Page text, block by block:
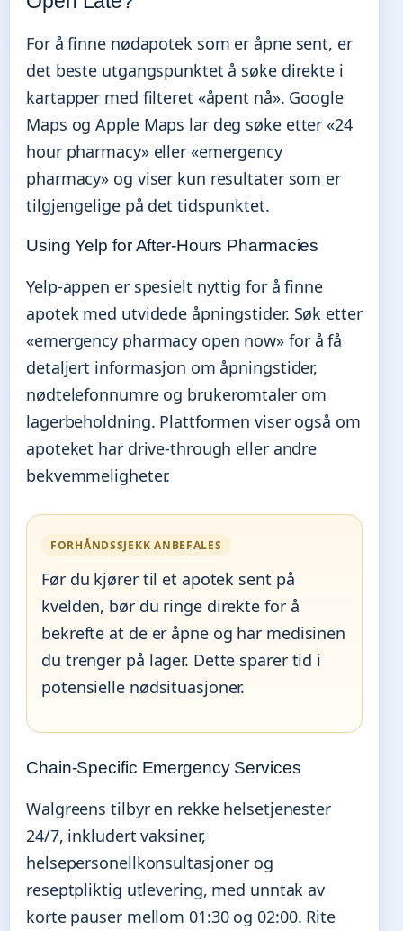
For å finne nødapotek som er åpne sent, er
det beste utgangspunktet å søke direkte i
kartapper med filteret «åpent nå». Google
Maps og Apple Maps lar deg søke etter «24
hour pharmacy» eller «emergency
pharmacy» og viser kun resultater som er
tilgjengelige på det tidspunktet.
Using Yelp for After-Hours Pharmacies
Yelp-appen er spesielt nyttig for å finne
apotek med utvidede åpningstider. Søk etter
«emergency pharmacy open now» for å få
detaljert informasjon om åpningstider,
nødtelefonnumre og brukeromtaler om
lagerbeholdning. Plattformen viser også om
apoteket har drive-through eller andre
bekvemmeligheter.
FORHÅNDSSJEKK ANBEFALES
Før du kjører til et apotek sent på
kvelden, bør du ringe direkte for å
bekrefte at de er åpne og har medisinen
du trenger på lager. Dette sparer tid i
potensielle nødsituasjoner.
Chain-Specific Emergency Services
Walgreens tilbyr en rekke helsetjenester
24/7, inkludert vaksiner,
helsepersonellkonsultasjoner og
reseptpliktig utlevering, med unntak av
korte pauser mellom 01:30 og 02:00. Rite